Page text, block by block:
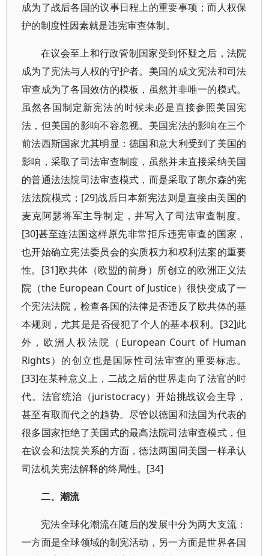
成为了战后各国的议事日程上的重要事项；而人权保
护的制度性因素就是违宪审查体制。
在议会至上和行政管制国家受到怀疑之后，法院
成为了宪法与人权的守护者。美国的成文宪法和司法
审查成为了各国效仿的模板，虽然并非唯一的模式。
虽然各国制定新宪法的时候未必是直接参照美国宪
法，但美国的影响不容忽视。美国宪法的影响在三个
前法西斯国家尤其明显：德国和意大利受到了美国的
影响，采取了司法审查制度，虽然并未直接采纳美国
的普通法法院司法审查模式，而是采取了凯尔森的宪
法法院模式；[29]战后日本新宪法则是直接由美国的
麦克阿瑟将军主导制定，并写入了司法审查制度。
[30]甚至连法国这样原先非常拒斥违宪审查的国家，
也开始确立宪法委员会的实质权力和权利法案的重要
性。[31]欧共体（欧盟的前身）所创立的欧洲正义法
院（the European Court of Justice）很快变成了一
个宪法法院，检查各国的法律是否违反了欧共体的基
本规则，尤其是是否侵犯了个人的基本权利。[32]此
外，欧洲人权法院（European Court of Human
Rights）的创立也是国际性司法审查的重要标志。
[33]在某种意义上，二战之后的世界走向了法官的时
代。法官统治（juristocracy）开始挑战议会主导，
甚至有取而代之的趋势。尽管以德国和法国为代表的
很多国家拒绝了美国式的最高法院司法审查模式，但
在议会和法院关系的方面，德法两国同美国一样承认
司法机关宪法解释的终局性。[34]
二、潮流
宪法全球化潮流在随后的发展中分为两大支流：
一方面是全球领域的制宪活动，另一方面是世界各国